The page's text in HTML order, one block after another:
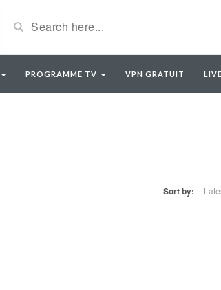
PROGRAMME TV VPN GRATUIT
Sort by: